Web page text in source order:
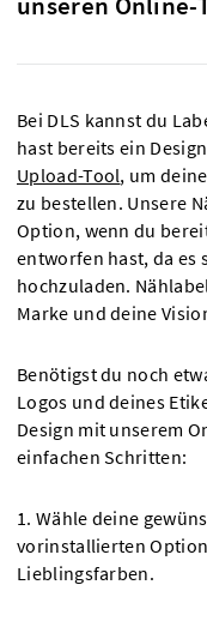
Bei DLS kannst du
hast bereits ein
Upload-Tool, um
zu bestellen. Unsere
Option, wenn du
entworfen hast, da es
hochzuladen.
Marke und deine
Benötigst du noch
Logos und deines
Design mit unserem
einfachen Schritten:
1. Wähle deine
vorinstallierten
Lieblingsfarben.